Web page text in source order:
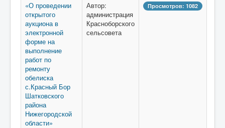
«О проведении
открытого
аукциона в
электронной
форме на
выполнение
работ по
ремонту
обелиска
с.Красный Бор
Шатковского
района
Нижегородской
области»
Автор:
администрация
Красноборского
сельсовета
Просмотров: 1082